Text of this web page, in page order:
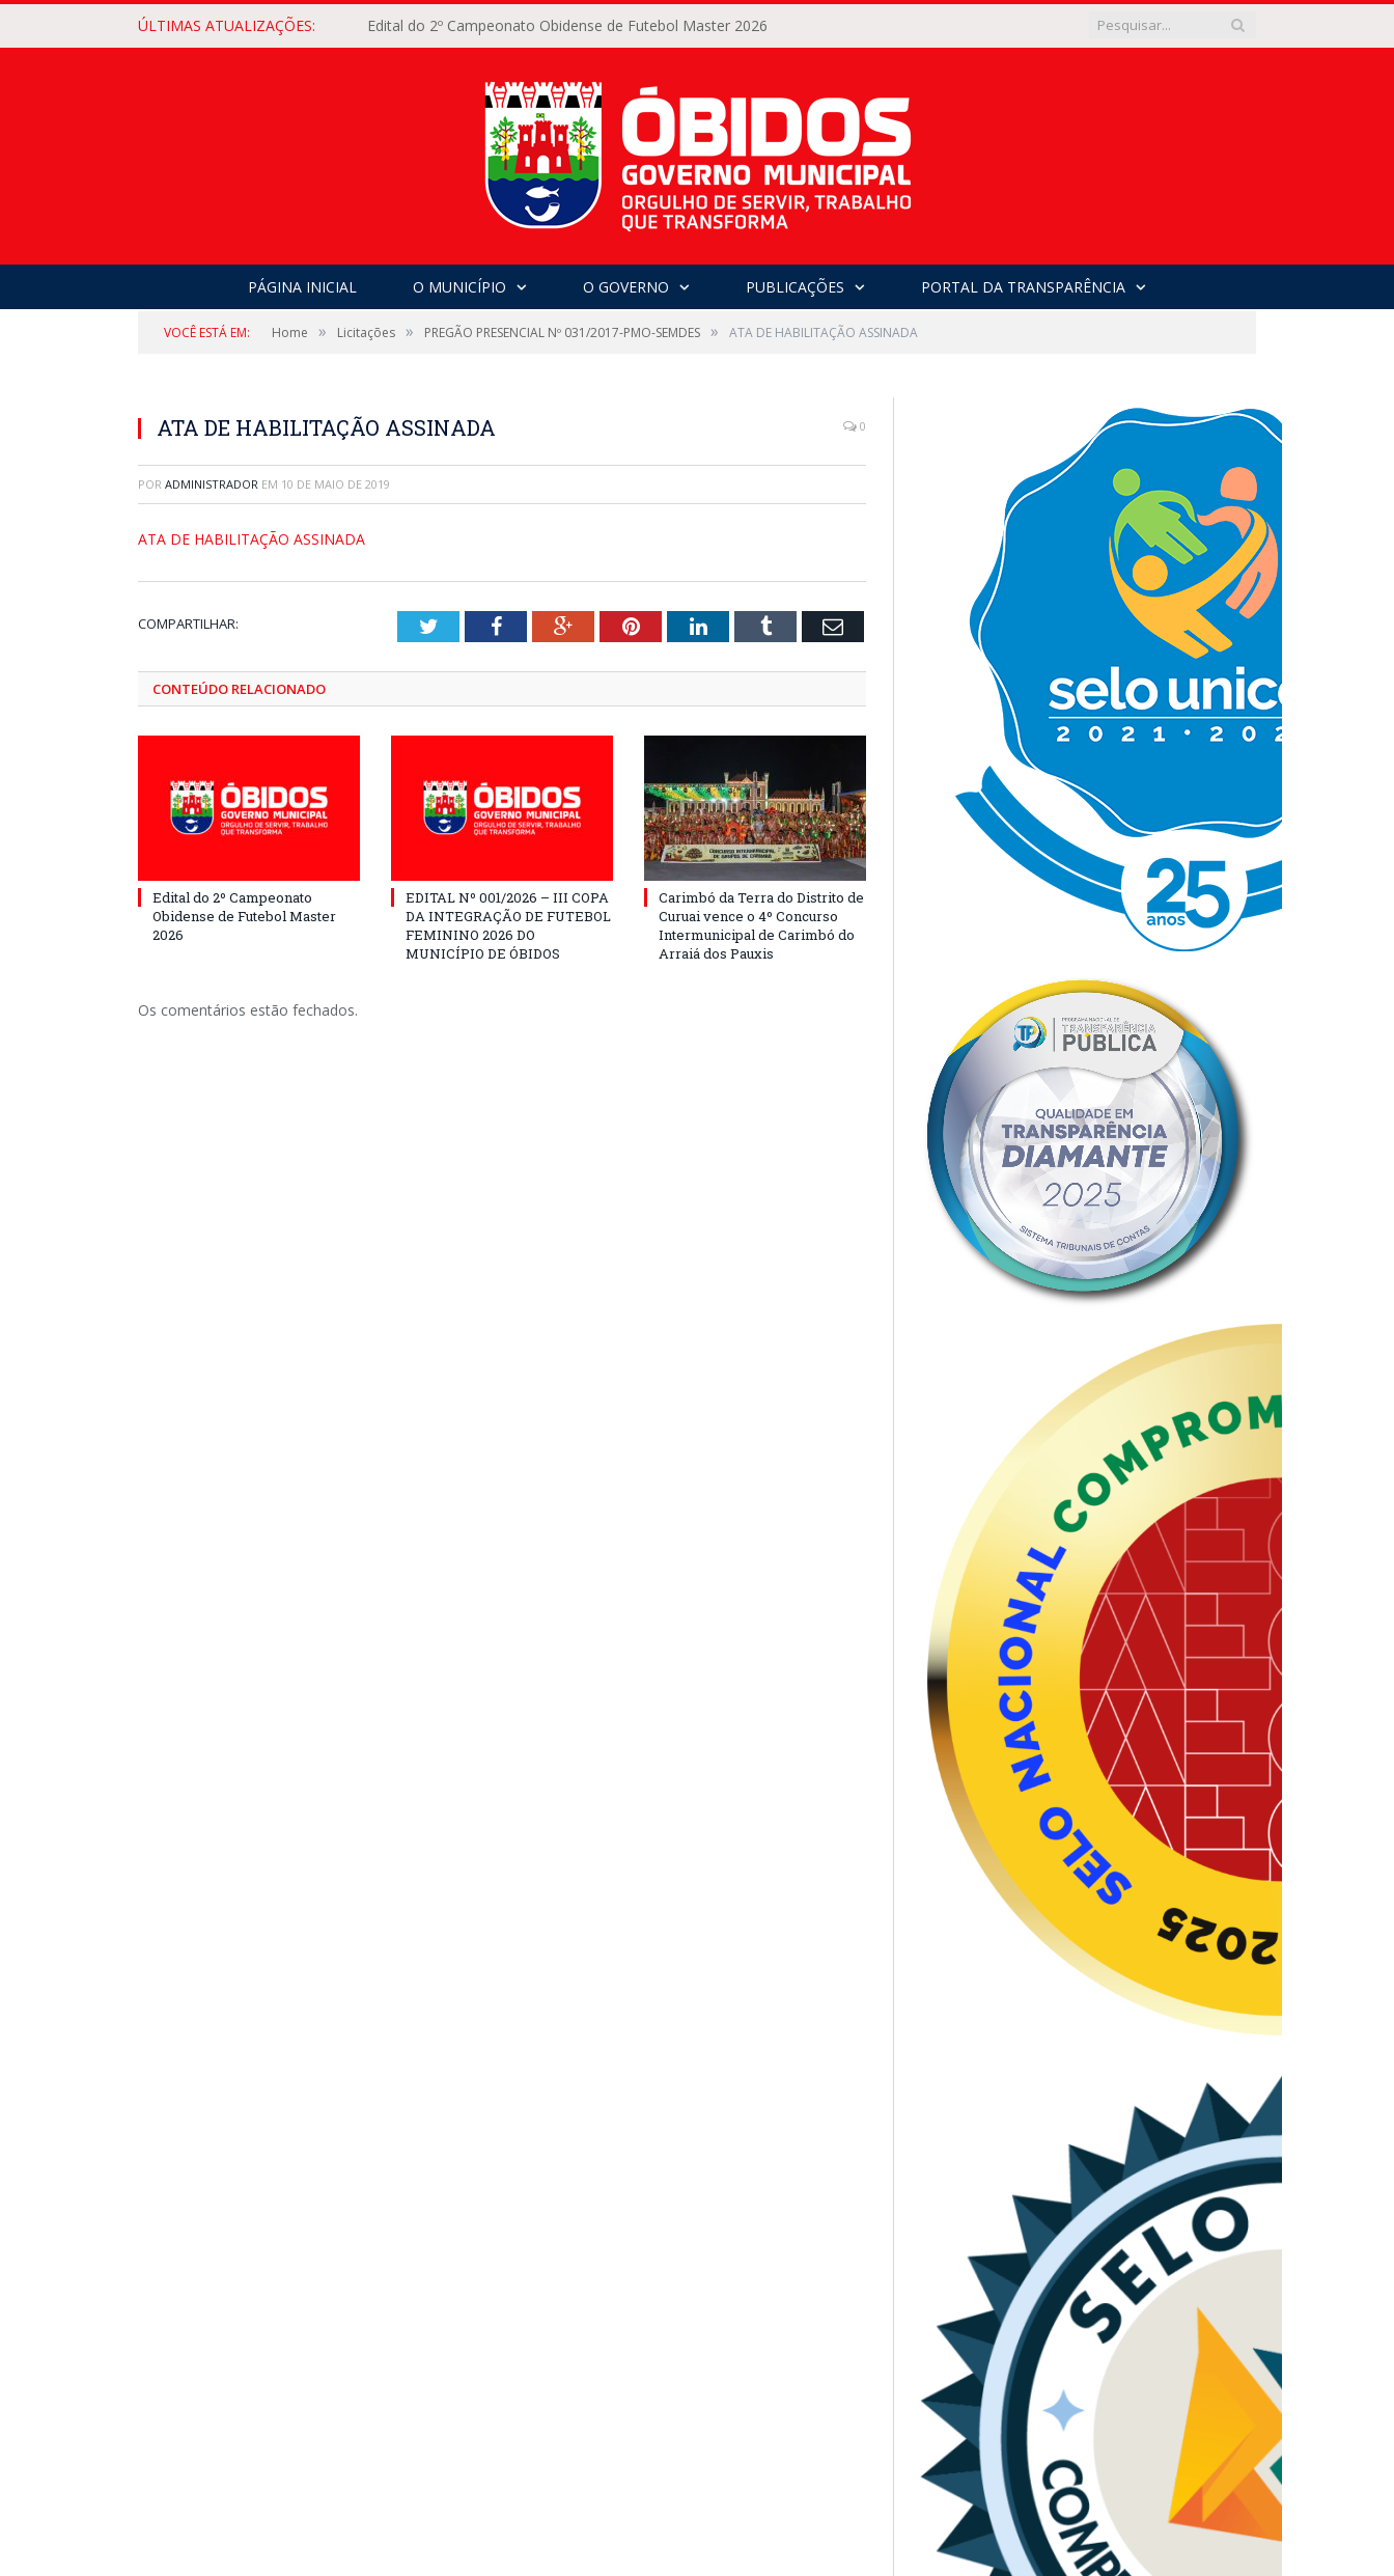
ÚLTIMAS ATUALIZAÇÕES: Edital do 2º Campeonato Obidense de Futebol Master 2026
PÁGINA INICIAL O MUNICÍPIO O GOVERNO PUBLICAÇÕES PORTAL DA TRANSPARÊNCIA
VOCÊ ESTÁ EM: Home » Licitações » PREGÃO PRESENCIAL Nº 031/2017-PMO-SEMDES » ATA DE HABILITAÇÃO ASSINADA
ATA DE HABILITAÇÃO ASSINADA 0
POR ADMINISTRADOR EM 10 DE MAIO DE 2019
ATA DE HABILITAÇÃO ASSINADA
COMPARTILHAR: TwitterFacebookGoogle+PinterestLinkedInTumblr Email
CONTEÚDO RELACIONADO
Edital do 2º Campeonato
Obidense de Futebol Master
2026
EDITAL Nº 001/2026 – III COPA
DA INTEGRAÇÃO DE FUTEBOL
FEMININO 2026 DO
MUNICÍPIO DE ÓBIDOS
Carimbó da Terra do Distrito de
Curuai vence o 4º Concurso
Intermunicipal de Carimbó do
Arraiá dos Pauxis
Os comentários estão fechados.